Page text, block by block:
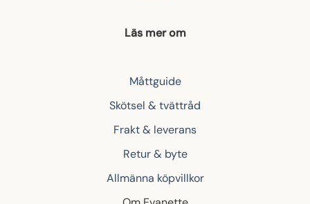
Läs mer om
Måttguide
Skötsel & tvättråd
Frakt & leverans
Retur & byte
Allmänna köpvillkor